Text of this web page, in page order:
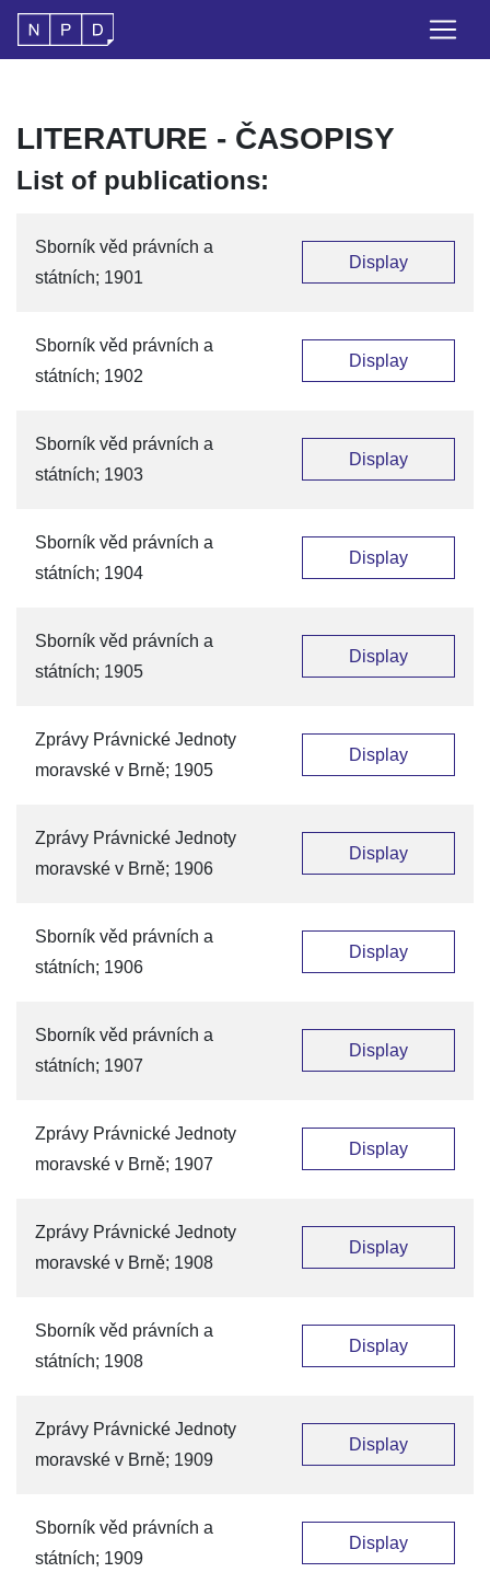
LITERATURE - ČASOPISY
List of publications:
Sborník věd právních a
státních; 1901
Display
Sborník věd právních a
státních; 1902
Display
Sborník věd právních a
státních; 1903
Display
Sborník věd právních a
státních; 1904
Display
Sborník věd právních a
státních; 1905
Display
Zprávy Právnické Jednoty
moravské v Brně; 1905
Display
Zprávy Právnické Jednoty
moravské v Brně; 1906
Display
Sborník věd právních a
státních; 1906
Display
Sborník věd právních a
státních; 1907
Display
Zprávy Právnické Jednoty
moravské v Brně; 1907
Display
Zprávy Právnické Jednoty
moravské v Brně; 1908
Display
Sborník věd právních a
státních; 1908
Display
Zprávy Právnické Jednoty
moravské v Brně; 1909
Display
Sborník věd právních a
státních; 1909
Display